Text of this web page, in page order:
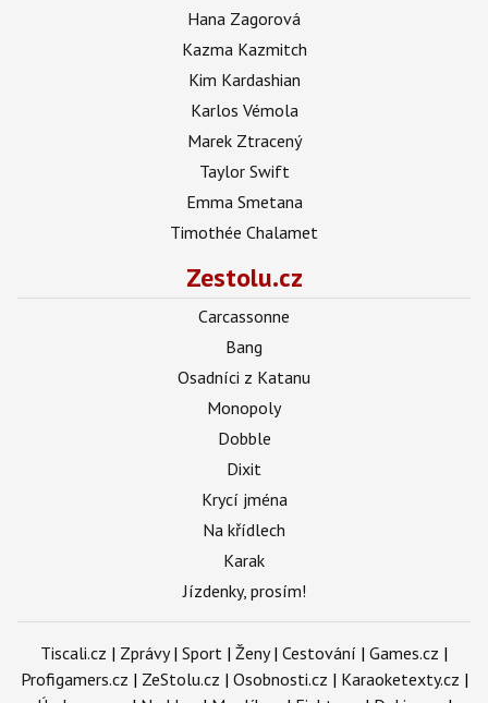
Hana Zagorová
Kazma Kazmitch
Kim Kardashian
Karlos Vémola
Marek Ztracený
Taylor Swift
Emma Smetana
Timothée Chalamet
Zestolu.cz
Carcassonne
Bang
Osadníci z Katanu
Monopoly
Dobble
Dixit
Krycí jména
Na křídlech
Karak
Jízdenky, prosím!
Tiscali.cz | Zprávy| Sport | Ženy| Cestování | Games.cz |
Profigamers.cz | ZeStolu.cz | Osobnosti.cz | Karaoketexty.cz |